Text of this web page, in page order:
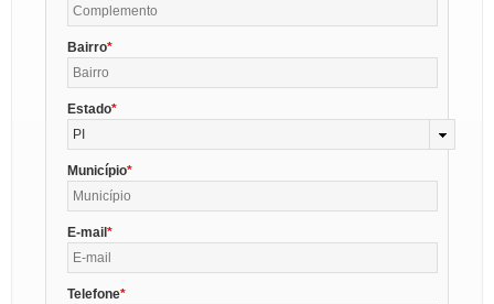
Bairro
Estado
PI
Município
E-mail
Telefone